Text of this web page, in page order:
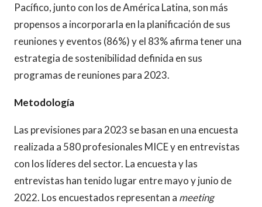
Pacífico, junto con los de América Latina, son más
propensos a incorporarla en la planificación de sus
reuniones y eventos (86%) y el 83% afirma tener una
estrategia de sostenibilidad definida en sus
programas de reuniones para 2023.
Metodología
Las previsiones para 2023 se basan en una encuesta
realizada a 580 profesionales MICE y en entrevistas
con los líderes del sector. La encuesta y las
entrevistas han tenido lugar entre mayo y junio de
2022. Los encuestados representan a meeting